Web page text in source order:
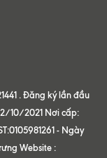
. Đăng ký lần đầu
10/2021 Nơi cấp:
- Ngày
Website :